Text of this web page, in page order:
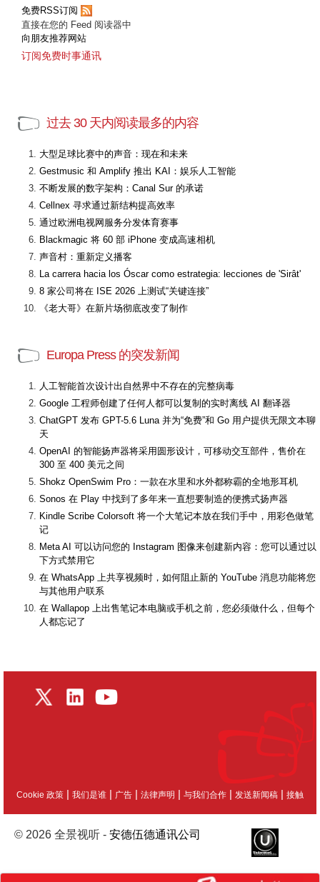
免费RSS订阅
直接在您的 Feed 阅读器中
向朋友推荐网站
订阅免费时事通讯
过去 30 天内阅读最多的内容
大型足球比赛中的声音：现在和未来
Gestmusic 和 Amplify 推出 KAI：娱乐人工智能
不断发展的数字架构：Canal Sur 的承诺
Cellnex 寻求通过新结构提高效率
通过欧洲电视网服务分发体育赛事
Blackmagic 将 60 部 iPhone 变成高速相机
声音村：重新定义播客
La carrera hacia los Óscar como estrategia: lecciones de 'Sirât'
8 家公司将在 ISE 2026 上测试“关键连接”
《老大哥》在新片场彻底改变了制作
Europa Press 的突发新闻
人工智能首次设计出自然界中不存在的完整病毒
Google 工程师创建了任何人都可以复制的实时离线 AI 翻译器
ChatGPT 发布 GPT-5.6 Luna 并为“免费”和 Go 用户提供无限文本聊
天
OpenAI 的智能扬声器将采用圆形设计，可移动交互部件，售价在
300 至 400 美元之间
Shokz OpenSwim Pro：一款在水里和水外都称霸的全地形耳机
Sonos 在 Play 中找到了多年来一直想要制造的便携式扬声器
Kindle Scribe Colorsoft 将一个大笔记本放在我们手中，用彩色做笔
记
Meta AI 可以访问您的 Instagram 图像来创建新内容：您可以通过以
下方式禁用它
在 WhatsApp 上共享视频时，如何阻止新的 YouTube 消息功能将您
与其他用户联系
在 Wallapop 上出售笔记本电脑或手机之前，您必须做什么，但每个
人都忘记了
Cookie 政策 | 我们是谁 | 广告 | 法律声明 | 与我们合作 | 发送新闻稿 | 接触
© 2026 全景视听 - 安德伍德通讯公司